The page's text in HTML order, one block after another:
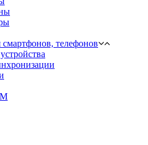
смартфонов, телефонов